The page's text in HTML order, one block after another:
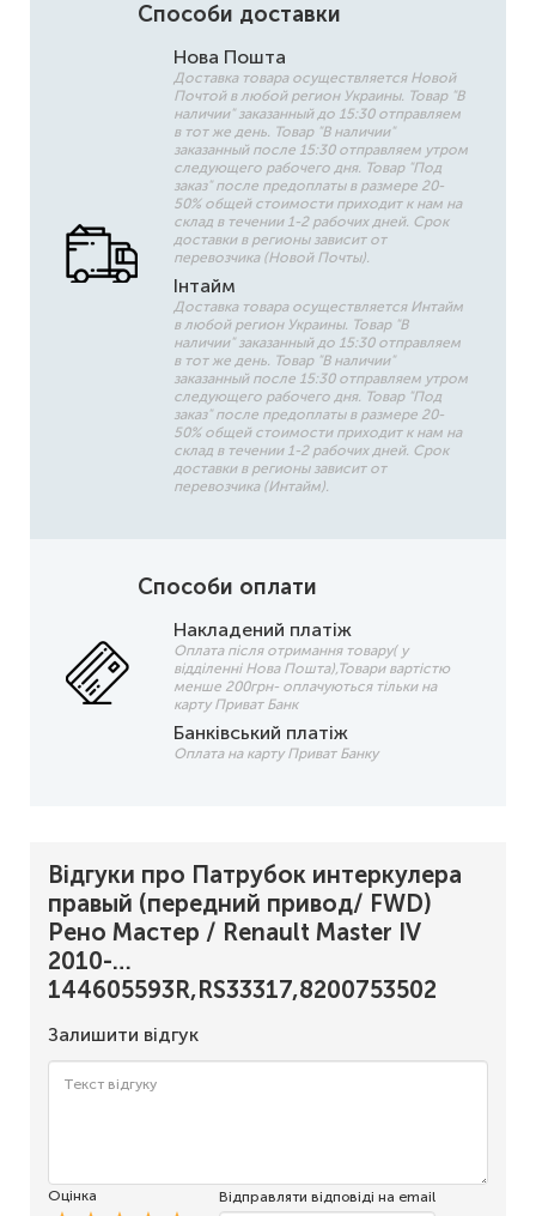
Способи доставки
Нова Пошта
Доставка товара осуществляется Новой
Почтой в любой регион Украины. Товар "В
наличии" заказанный до 15:30 отправляем
в тот же день. Товар "В наличии"
заказанный после 15:30 отправляем утром
следующего рабочего дня. Товар "Под
заказ" после предоплаты в размере 20-
50% общей стоимости приходит к нам на
склад в течении 1-2 рабочих дней. Срок
доставки в регионы зависит от
перевозчика (Новой Почты).
Інтайм
Доставка товара осуществляется Интайм
в любой регион Украины. Товар "В
наличии" заказанный до 15:30 отправляем
в тот же день. Товар "В наличии"
заказанный после 15:30 отправляем утром
следующего рабочего дня. Товар "Под
заказ" после предоплаты в размере 20-
50% общей стоимости приходит к нам на
склад в течении 1-2 рабочих дней. Срок
доставки в регионы зависит от
перевозчика (Интайм).
Способи оплати
Накладений платіж
Оплата після отримання товару( у
відділенні Нова Пошта),Товари вартістю
менше 200грн- оплачуються тільки на
карту Приват Банк
Банківський платіж
Оплата на карту Приват Банку
Відгуки про Патрубок интеркулера
правый (передний привод/ FWD)
Рено Мастер / Renault Master IV
2010-…
144605593R,RS33317,8200753502
Залишити відгук
Оцінка Відправляти відповіді на email